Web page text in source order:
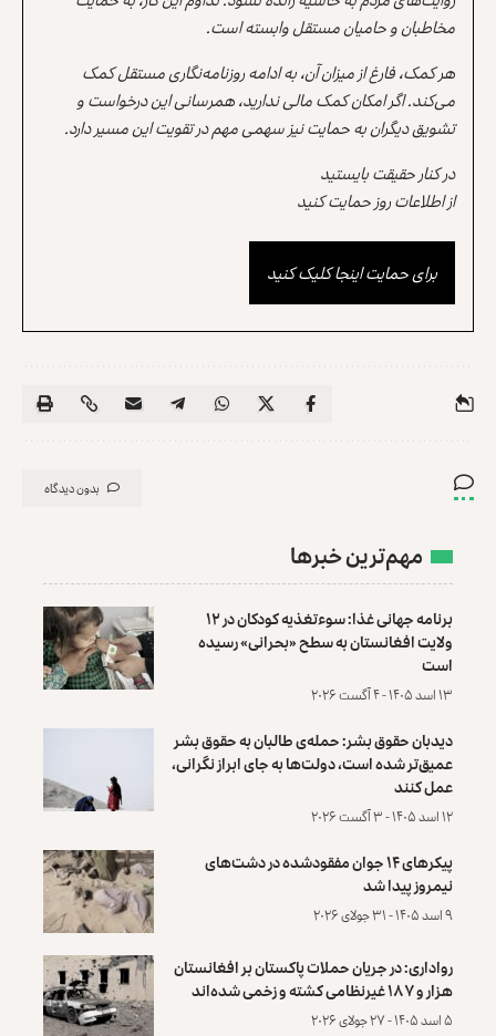
مخاطبان و حامیان مستقل وابسته است.
هر کمک، فارغ از میزان آن، به ادامه روزنامه‌نگاری مستقل کمک
می‌کند. اگر امکان کمک مالی ندارید، همرسانی این درخواست و
تشویق دیگران به حمایت نیز سهمی مهم در تقویت این مسیر دارد.
در کنار حقیقت بایستید
از اطلاعات روز حمایت کنید
برای حمایت اینجا کلیک کنید
بدون دیدگاه
مهم‌ترین خبرها
برنامه جهانی غذا: سوءتغذیه کودکان در ۱۲
ولایت افغانستان به سطح «بحرانی» رسیده
است
۱۳ اسد ۱۴۰۵ - ۴ آگست ۲۰۲۶
دیدبان حقوق بشر: حمله‌ی طالبان به حقوق بشر
عمیق‌تر شده است، دولت‌ها به جای ابراز نگرانی،
عمل کنند
۱۲ اسد ۱۴۰۵ - ۳ آگست ۲۰۲۶
پیکرهای ۱۴ جوان مفقودشده در دشت‌های
نیمروز پیدا شد
۹ اسد ۱۴۰۵ - ۳۱ جولای ۲۰۲۶
رواداری: در جریان حملات پاکستان بر افغانستان
هزار و ۱۸۷ غیرنظامی کشته و زخمی شده‌اند
۵ اسد ۱۴۰۵ - ۲۷ جولای ۲۰۲۶